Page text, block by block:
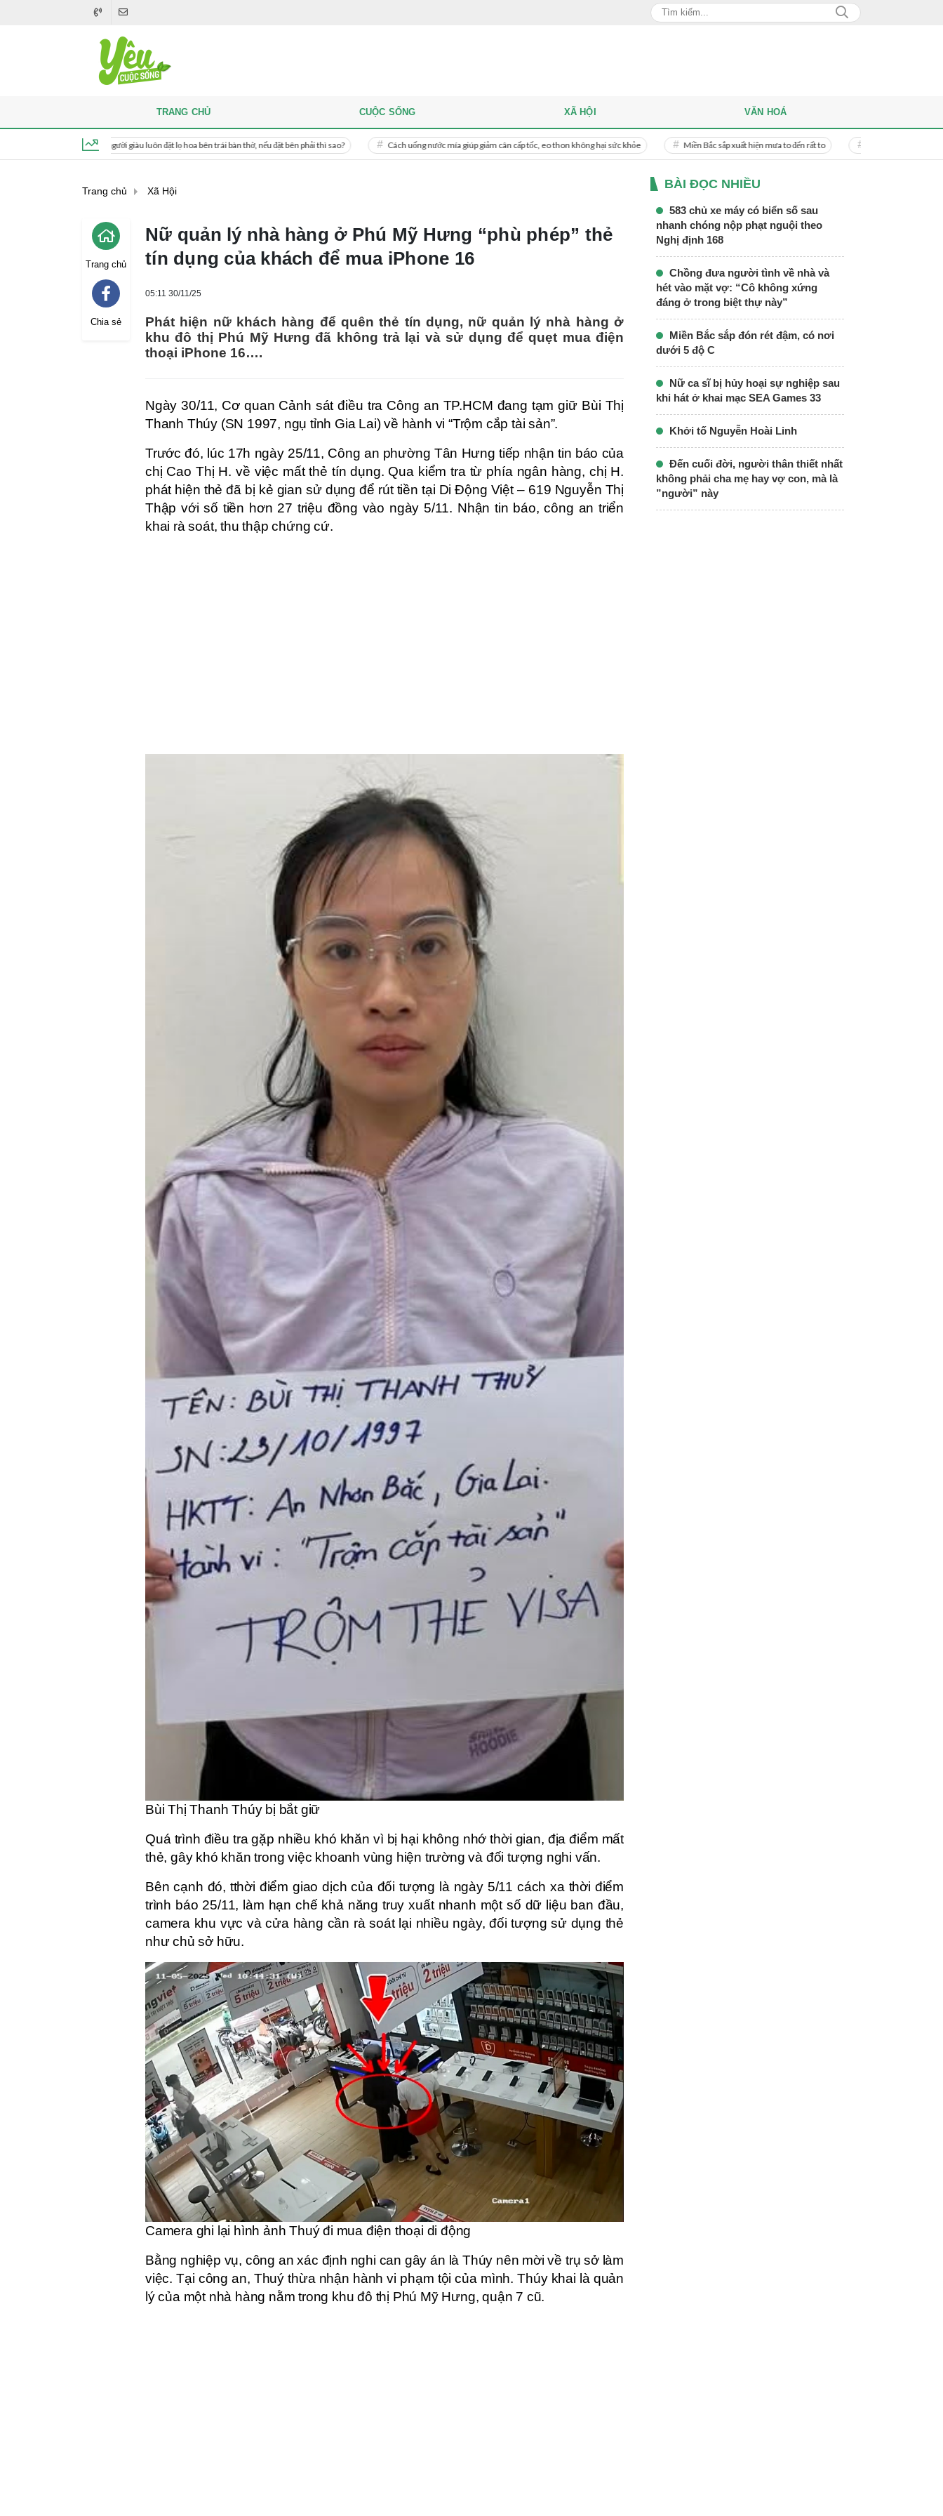
thắp hương, người giàu luôn đặt lọ hoa bên trái bàn thờ, nếu đặt bên phải thì sao? Cách uống nước mía giúp giảm cân cấp tốc, eo thon không hại sức khỏe Miền Bắc sắp xuất hiện mưa to đến rất to Danh tính người phụ nữ bị bạn trai
TRANG CHỦ CUỘC SỐNG XÃ HỘI VĂN HOÁ
Trang chủ Xã Hội
Trang chủ
Chia sẻ
Nữ quản lý nhà hàng ở Phú Mỹ Hưng “phù phép” thẻ
tín dụng của khách để mua iPhone 16
05:11 30/11/25
Phát hiện nữ khách hàng để quên thẻ tín dụng, nữ quản lý nhà hàng ở
khu đô thị Phú Mỹ Hưng đã không trả lại và sử dụng để quẹt mua điện
thoại iPhone 16….
Ngày 30/11, Cơ quan Cảnh sát điều tra Công an TP.HCM đang tạm giữ Bùi Thị
Thanh Thúy (SN 1997, ngụ tỉnh Gia Lai) về hành vi “Trộm cắp tài sản”.
Trước đó, lúc 17h ngày 25/11, Công an phường Tân Hưng tiếp nhận tin báo của
chị Cao Thị H. về việc mất thẻ tín dụng. Qua kiểm tra từ phía ngân hàng, chị H.
phát hiện thẻ đã bị kẻ gian sử dụng để rút tiền tại Di Động Việt – 619 Nguyễn Thị
Thập với số tiền hơn 27 triệu đồng vào ngày 5/11. Nhận tin báo, công an triển
khai rà soát, thu thập chứng cứ.
Bùi Thị Thanh Thúy bị bắt giữ
Quá trình điều tra gặp nhiều khó khăn vì bị hại không nhớ thời gian, địa điểm mất
thẻ, gây khó khăn trong việc khoanh vùng hiện trường và đối tượng nghi vấn.
Bên cạnh đó, tthời điểm giao dịch của đối tượng là ngày 5/11 cách xa thời điểm
trình báo 25/11, làm hạn chế khả năng truy xuất nhanh một số dữ liệu ban đầu,
camera khu vực và cửa hàng cần rà soát lại nhiều ngày, đối tượng sử dụng thẻ
như chủ sở hữu.
Camera ghi lại hình ảnh Thuý đi mua điện thoại di động
Bằng nghiệp vụ, công an xác định nghi can gây án là Thúy nên mời về trụ sở làm
việc. Tại công an, Thuý thừa nhận hành vi phạm tội của mình. Thúy khai là quản
lý của một nhà hàng nằm trong khu đô thị Phú Mỹ Hưng, quận 7 cũ.
BÀI ĐỌC NHIỀU
583 chủ xe máy có biển số sau
nhanh chóng nộp phạt nguội theo
Nghị định 168
Chồng đưa người tình về nhà và
hét vào mặt vợ: “Cô không xứng
đáng ở trong biệt thự này”
Miền Bắc sắp đón rét đậm, có nơi
dưới 5 độ C
Nữ ca sĩ bị hủy hoại sự nghiệp sau
khi hát ở khai mạc SEA Games 33
Khởi tố Nguyễn Hoài Linh
Đến cuối đời, người thân thiết nhất
không phải cha mẹ hay vợ con, mà là
”người” này